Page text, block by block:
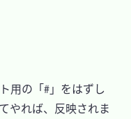
用の「#」をはずし
やれば、反映されま